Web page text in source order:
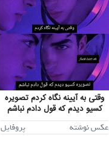
وقتی به آیینه نگاه کردم تصویره
کسیو دیدم که قول دادم نباشم
عکس نوشته
پروفایل